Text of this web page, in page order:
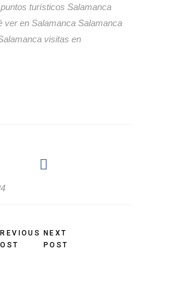
puntos turísticos Salamanca
ver en Salamanca Salamanca
visitas en
NEXT
POST